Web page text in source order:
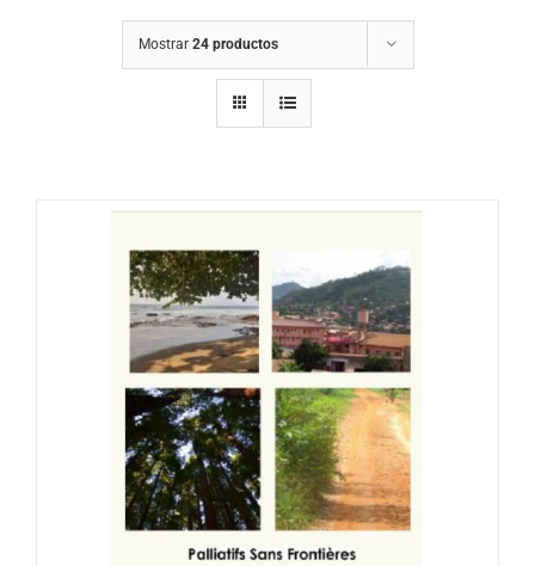
Mostrar 24 productos